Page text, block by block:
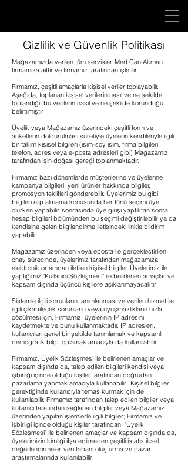
Gizlilik ve Güvenlik Politikası
Mağazamızda verilen tüm servisler, Mert Can Akman
firmamıza aittir ve firmamız tarafından işletilir.
Firmamız, çeşitli amaçlarla kişisel veriler toplayabilir.
Aşağıda, toplanan kişisel verilerin nasıl ve ne şekilde
toplandığı, bu verilerin nasıl ve ne şekilde korunduğu
belirtilmiştir.
Üyelik veya Mağazamız üzerindeki çeşitli form ve
anketlerin doldurulması suretiyle üyelerin kendileriyle ilgili
bir takım kişisel bilgileri (isim-soy isim, firma bilgileri,
telefon, adres veya e-posta adresleri gibi) Mağazamız
tarafından işin doğası gereği toplanmaktadır.
Firmamız bazı dönemlerde müşterilerine ve üyelerine
kampanya bilgileri, yeni ürünler hakkında bilgiler,
promosyon teklifleri gönderebilir. Üyelerimiz bu gibi
bilgileri alıp almama konusunda her türlü seçimi üye
olurken yapabilir, sonrasında üye girişi yaptıktan sonra
hesap bilgileri bölümünden bu seçimi değiştirilebilir ya da
kendisine gelen bilgilendirme iletisindeki linkle bildirim
yapabilir.
Mağazamız üzerinden veya eposta ile gerçekleştirilen
onay sürecinde, üyelerimiz tarafından mağazamıza
elektronik ortamdan iletilen kişisel bilgiler, Üyelerimiz ile
yaptığımız "Kullanıcı Sözleşmesi" ile belirlenen amaçlar ve
kapsam dışında üçüncü kişilere açıklanmayacaktır.
Sistemle ilgili sorunların tanımlanması ve verilen hizmet ile
ilgili çıkabilecek sorunların veya uyuşmazlıkların hızla
çözülmesi için, Firmamız, üyelerinin IP adresini
kaydetmekte ve bunu kullanmaktadır. IP adresleri,
kullanıcıları genel bir şekilde tanımlamak ve kapsamlı
demografik bilgi toplamak amacıyla da kullanılabilir.
Firmamız, Üyelik Sözleşmesi ile belirlenen amaçlar ve
kapsam dışında da, talep edilen bilgileri kendisi veya
işbirliği içinde olduğu kişiler tarafından doğrudan
pazarlama yapmak amacıyla kullanabilir. Kişisel bilgiler,
gerektiğinde kullanıcıyla temas kurmak için de
kullanılabilir. Firmamız tarafından talep edilen bilgiler veya
kullanıcı tarafından sağlanan bilgiler veya Mağazamız
üzerinden yapılan işlemlerle ilgili bilgiler; Firmamız ve
işbirliği içinde olduğu kişiler tarafından, "Üyelik
Sözleşmesi" ile belirlenen amaçlar ve kapsam dışında da,
üyelerimizin kimliği ifşa edilmeden çeşitli istatistiksel
değerlendirmeler, veri tabanı oluşturma ve pazar
araştırmalarında kullanılabilir.